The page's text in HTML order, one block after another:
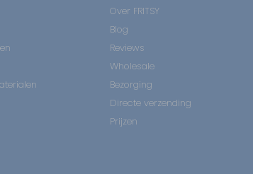
Over FRITSY
Blog
Reviews
Wholesale
Bezorging
Directe verzending
Prijzen